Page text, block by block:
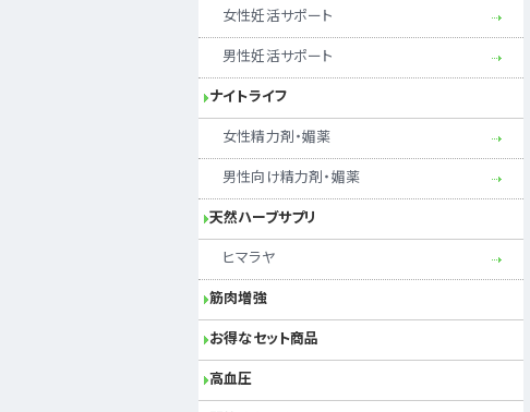
女性妊活サポート
男性妊活サポート
ナイトライフ
女性精力剤・媚薬
男性向け精力剤・媚薬
天然ハーブサプリ
ヒマラヤ
筋肉増強
お得なセット商品
高血圧